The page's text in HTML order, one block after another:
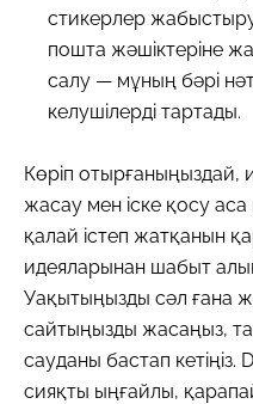
стикерлер
пошта жәшіктеріне
салу — мұның бәрі
келушілерді тартады.
Көріп отырғаныңыздай,
жасау мен іске қосу
қалай істеп жатқанын
идеяларынан шабыт
Уақытыңызды сәл ғана
сайтыңызды жасаңыз,
сауданы бастап
сияқты ыңғайлы,